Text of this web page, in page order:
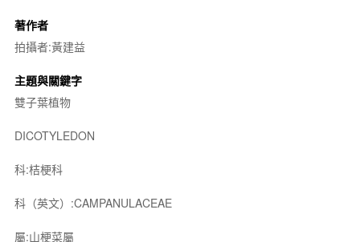
著作者
拍攝者:黃建益
主題與關鍵字
雙子葉植物
DICOTYLEDON
科:桔梗科
科（英文）:CAMPANULACEAE
屬:山梗菜屬